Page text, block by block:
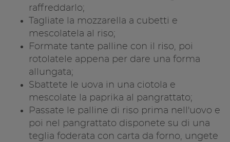
raffreddarlo;
Tagliate la mozzarella a cubetti e
mescolatela al riso;
Formate tante palline con il riso, poi
rotolatele appena per dare una forma
allungata;
Sbattete le uova in una ciotola e
mescolate la paprika al pangrattato;
Passate le palline di riso prima nell'uovo e
poi nel pangrattato disponete su di una
teglia foderata con carta da forno, ungete